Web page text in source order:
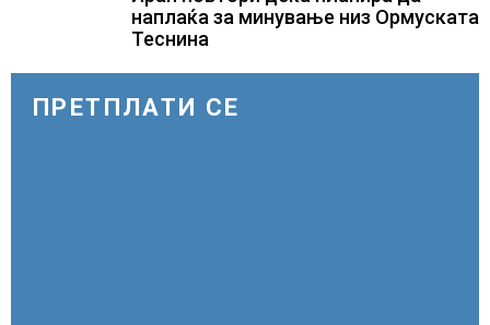
наплаќа за минување низ Ормуската
Теснина
ПРЕТПЛАТИ СЕ